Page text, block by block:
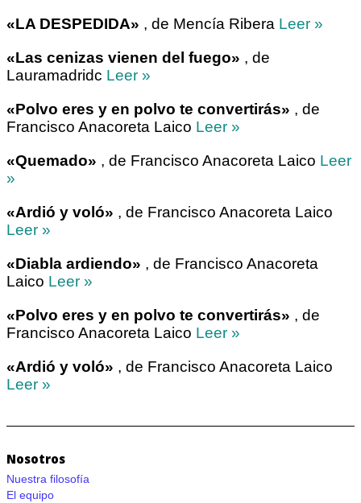
«LA DESPEDIDA» , de Mencía Ribera Leer »
«Las cenizas vienen del fuego» , de
Lauramadridc Leer »
«Polvo eres y en polvo te convertirás» , de
Francisco Anacoreta Laico Leer »
«Quemado» , de Francisco Anacoreta Laico Leer
»
«Ardió y voló» , de Francisco Anacoreta Laico
Leer »
«Diabla ardiendo» , de Francisco Anacoreta
Laico Leer »
«Polvo eres y en polvo te convertirás» , de
Francisco Anacoreta Laico Leer »
«Ardió y voló» , de Francisco Anacoreta Laico
Leer »
Nosotros
Nuestra filosofía
El equipo